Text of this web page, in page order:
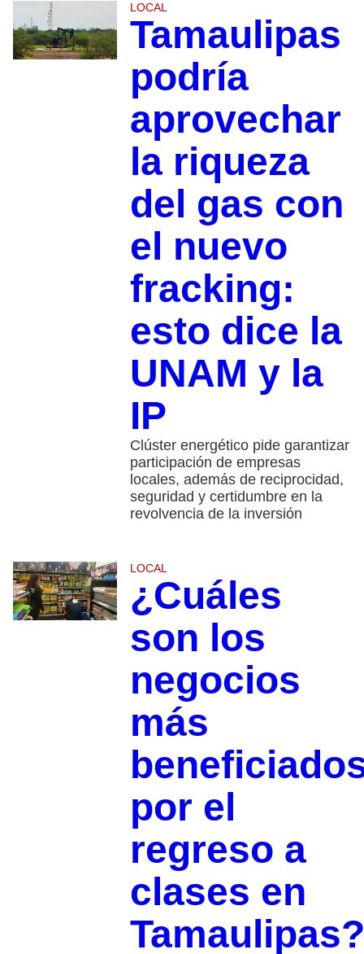
LOCAL
Tamaulipas
podría
aprovechar
la riqueza
del gas con
el nuevo
fracking:
esto dice la
UNAM y la
IP
Clúster energético pide garantizar
participación de empresas
locales, además de reciprocidad,
seguridad y certidumbre en la
revolvencia de la inversión
LOCAL
¿Cuáles
son los
negocios
más
por el
regreso a
clases en
Tamaulipas?